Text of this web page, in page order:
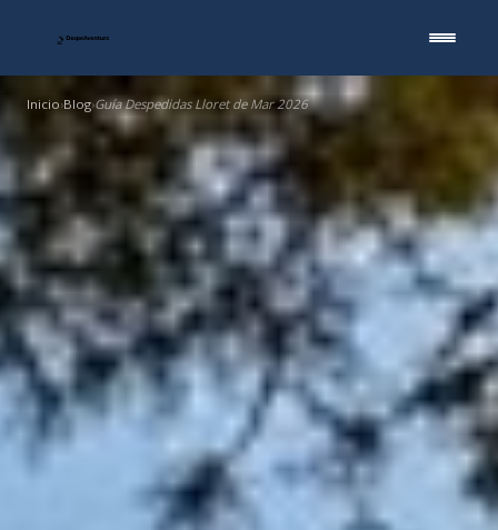
Inicio›Blog›Guía Despedidas Lloret de Mar 2026